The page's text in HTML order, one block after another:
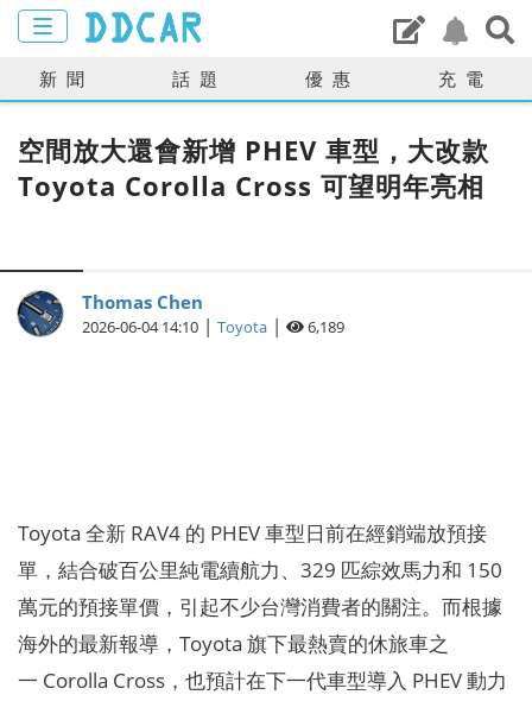
新聞 話題 優惠 充電
空間放大還會新增 PHEV 車型，大改款
Toyota Corolla Cross 可望明年亮相
Thomas Chen
2026-06-04 14:10 | Toyota | 6,189
Toyota 全新 RAV4 的 PHEV 車型日前在經銷端放預接
單，結合破百公里純電續航力、329 匹綜效馬力和 150
萬元的預接單價，引起不少台灣消費者的關注。而根據
海外的最新報導，Toyota 旗下最熱賣的休旅車之
一 Corolla Cross，也預計在下一代車型導入 PHEV 動力